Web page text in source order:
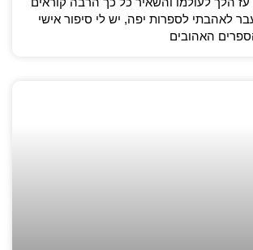
לאהבתי לספרות יפה, יש לי סיפור אישי
האהובים